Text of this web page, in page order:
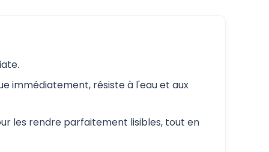
immédiatement, résiste à l'eau et aux
les rendre parfaitement lisibles, tout en